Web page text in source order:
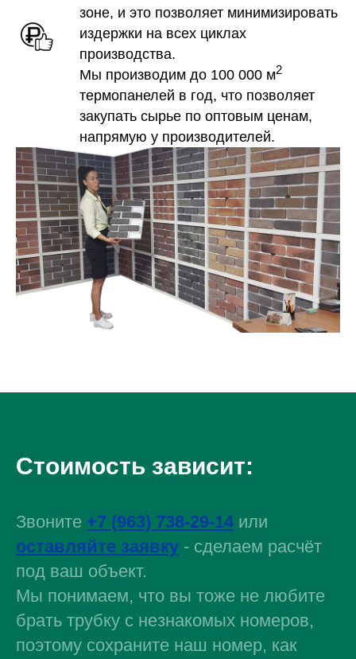
зоне, и это позволяет минимизировать
издержки на всех циклах
производства.
Мы производим до 100 000 м2
термопанелей в год, что позволяет
закупать сырье по оптовым ценам,
напрямую у производителей.
Стоимость зависит:
Звоните +7 (963) 738-29-14 или
оставляйте заявку - сделаем расчёт
под ваш объект.
Мы понимаем, что вы тоже не любите
брать трубку с незнакомых номеров,
поэтому сохраните наш номер, как